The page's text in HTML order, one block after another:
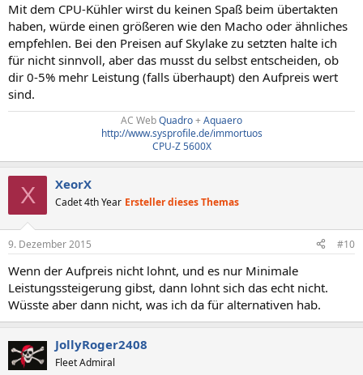
Mit dem CPU-Kühler wirst du keinen Spaß beim übertakten
haben, würde einen größeren wie den Macho oder ähnliches
empfehlen. Bei den Preisen auf Skylake zu setzten halte ich
für nicht sinnvoll, aber das musst du selbst entscheiden, ob
dir 0-5% mehr Leistung (falls überhaupt) den Aufpreis wert
sind.
AC WebQuadro+Aquaero
http://www.sysprofile.de/immortuos
CPU-Z 5600X
X XeorX
Cadet 4th Year Ersteller dieses Themas
9. Dezember 2015 #10
Wenn der Aufpreis nicht lohnt, und es nur Minimale
Leistungssteigerung gibst, dann lohnt sich das echt nicht.
Wüsste aber dann nicht, was ich da für alternativen hab.
JollyRoger2408
Fleet Admiral